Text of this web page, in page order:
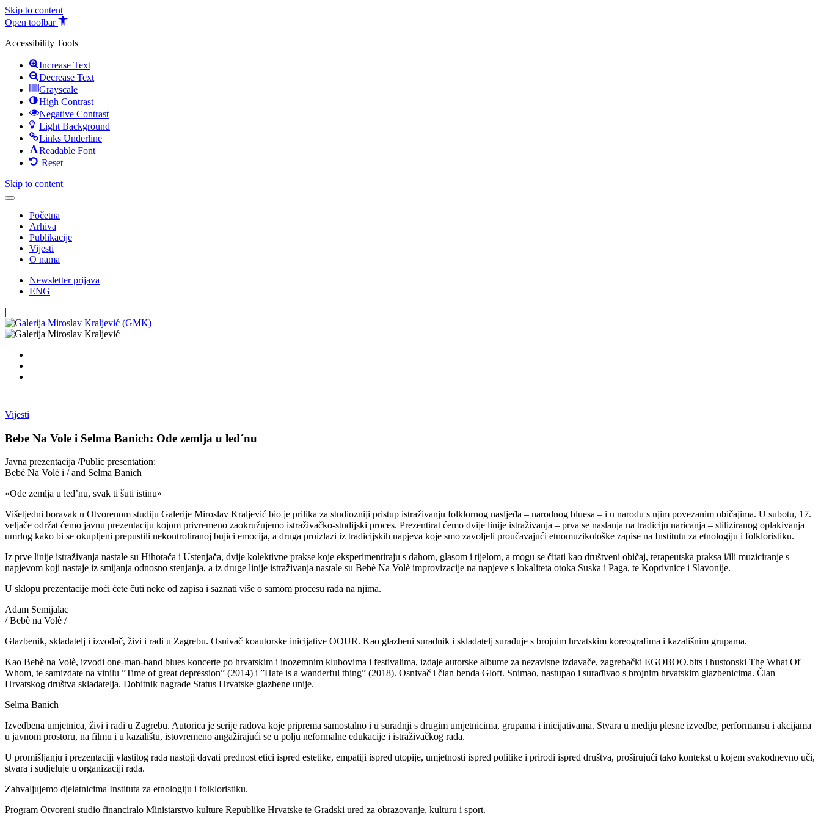
Skip to content
Open toolbar
Accessibility Tools
Increase Text
Decrease Text
Grayscale
High Contrast
Negative Contrast
Light Background
Links Underline
Readable Font
Reset
Skip to content
Početna
Arhiva
Publikacije
Vijesti
O nama
Newsletter prijava
ENG
| |
Vijesti
Bebe Na Vole i Selma Banich: Ode zemlja u led´nu
Javna prezentacija /Public presentation:
Bebè Na Volè i / and Selma Banich
«Ode zemlja u led’nu, svak ti šuti istinu»
Višetjedni boravak u Otvorenom studiju Galerije Miroslav Kraljević bio je prilika za studiozniji pristup istraživanju folklornog nasljeđa – narodnog bluesa – i u narodu s njim povezanim običajima. U subotu, 17.
veljače održat ćemo javnu prezentaciju kojom privremeno zaokružujemo istraživačko-studijski proces. Prezentirat ćemo dvije linije istraživanja – prva se naslanja na tradiciju naricanja – stiliziranog oplakivanja
umrlog kako bi se okupljeni prepustili nekontroliranoj bujici emocija, a druga proizlazi iz tradicijskih napjeva koje smo zavoljeli proučavajući etnomuzikološke zapise na Institutu za etnologiju i folkloristiku.
Iz prve linije istraživanja nastale su Hihotača i Ustenjača, dvije kolektivne prakse koje eksperimentiraju s dahom, glasom i tijelom, a mogu se čitati kao društveni običaj, terapeutska praksa i/ili muziciranje s
napjevom koji nastaje iz smijanja odnosno stenjanja, a iz druge linije istraživanja nastale su Bebè Na Volè improvizacije na napjeve s lokaliteta otoka Suska i Paga, te Koprivnice i Slavonije.
U sklopu prezentacije moći ćete čuti neke od zapisa i saznati više o samom procesu rada na njima.
Adam Semijalac
/ Bebè na Volè /
Glazbenik, skladatelj i izvođač, živi i radi u Zagrebu. Osnivač koautorske inicijative OOUR. Kao glazbeni suradnik i skladatelj surađuje s brojnim hrvatskim koreografima i kazališnim grupama.
Kao Bebè na Volè, izvodi one-man-band blues koncerte po hrvatskim i inozemnim klubovima i festivalima, izdaje autorske albume za nezavisne izdavače, zagrebački EGOBOO.bits i hustonski The What Of
Whom, te samizdate na vinilu ”Time of great depression” (2014) i ”Hate is a wanderful thing” (2018). Osnivač i član benda Gloft. Snimao, nastupao i surađivao s brojnim hrvatskim glazbenicima. Član
Hrvatskog društva skladatelja. Dobitnik nagrade Status Hrvatske glazbene unije.
Selma Banich
Izvedbena umjetnica, živi i radi u Zagrebu. Autorica je serije radova koje priprema samostalno i u suradnji s drugim umjetnicima, grupama i inicijativama. Stvara u mediju plesne izvedbe, performansu i akcijama
u javnom prostoru, na filmu i u kazalištu, istovremeno angažirajući se u polju neformalne edukacije i istraživačkog rada.
U promišljanju i prezentaciji vlastitog rada nastoji davati prednost etici ispred estetike, empatiji ispred utopije, umjetnosti ispred politike i prirodi ispred društva, proširujući tako kontekst u kojem svakodnevno uči,
stvara i sudjeluje u organizaciji rada.
Zahvaljujemo djelatnicima Instituta za etnologiju i folkloristiku.
Program Otvoreni studio financiralo Ministarstvo kulture Republike Hrvatske te Gradski ured za obrazovanje, kulturu i sport.